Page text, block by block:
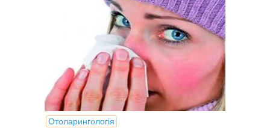
Отоларингологія